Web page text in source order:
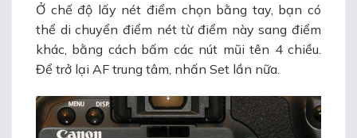
Ở chế độ lấy nét điểm chọn bằng tay, bạn có
thể di chuyển điểm nét từ điểm này sang điểm
khác, bằng cách bấm các nút mũi tên 4 chiều.
Để trở lại AF trung tâm, nhấn Set lần nữa.